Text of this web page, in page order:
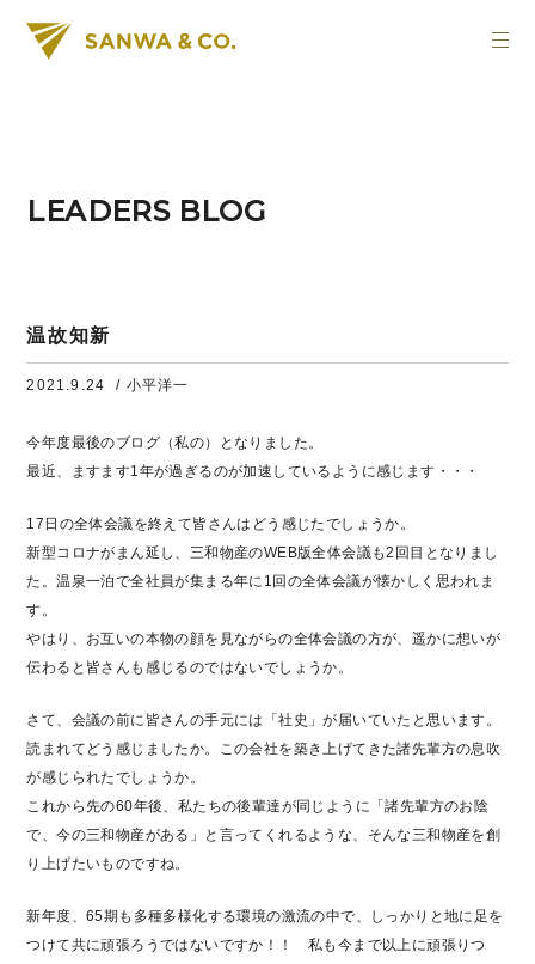
LEADERS BLOG
温故知新
2021.9.24 / 小平洋一
今年度最後のブログ（私の）となりました。
最近、ますます1年が過ぎるのが加速しているように感じます・・・
17日の全体会議を終えて皆さんはどう感じたでしょうか。
新型コロナがまん延し、三和物産のWEB版全体会議も2回目となりまし
た。温泉一泊で全社員が集まる年に1回の全体会議が懐かしく思われま
す。
やはり、お互いの本物の顔を見ながらの全体会議の方が、遥かに想いが
伝わると皆さんも感じるのではないでしょうか。
さて、会議の前に皆さんの手元には「社史」が届いていたと思います。
読まれてどう感じましたか。この会社を築き上げてきた諸先輩方の息吹
が感じられたでしょうか。
これから先の60年後、私たちの後輩達が同じように「諸先輩方のお陰
で、今の三和物産がある」と言ってくれるような、そんな三和物産を創
り上げたいものですね。
新年度、65期も多種多様化する環境の激流の中で、しっかりと地に足を
つけて共に頑張ろうではないですか！！ 私も今まで以上に頑張りつ